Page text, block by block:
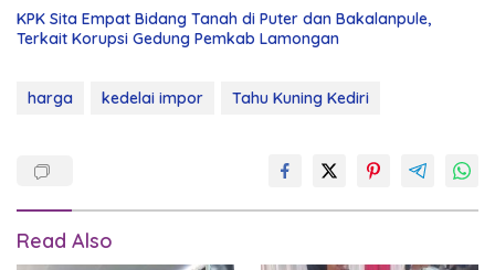
KPK Sita Empat Bidang Tanah di Puter dan Bakalanpule,
Terkait Korupsi Gedung Pemkab Lamongan
harga kedelai impor Tahu Kuning Kediri
Read Also